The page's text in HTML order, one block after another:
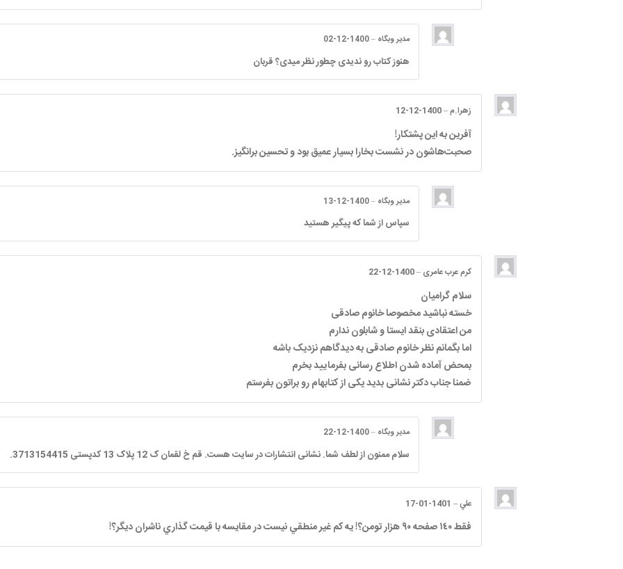
مدیر وبگاه –
1400-12-02
هنوز کتاب رو ندیدی چطور نظر میدی؟ قربان
زهرا.م–
1400-12-12
آفرین به این پشتکار!
صحبت‌هاشون در نشست بخارا بسیار عمیق بود و تحسین برانگیز.
مدیر وبگاه –
1400-12-13
سپاس از شما که پیگیر هستید
کرم عرب عامری –
1400-12-22
سلام گرامیان
خسته نباشید مخصوصا خانوم صادقی
من اعتقادی بنقد ایستا و شابلون ندارم
اما بگمانم نظر خانوم صادقی به دیدگاهم نزدیک باشه
بمحض آماده شدن اطلاع رسانی بفرمایید بخرم
ضمنا جناب دکتر نشانی بدید یکی از کتابهام رو براتون بفرستم
مدیر وبگاه –
1400-12-22
سلام ممنون از لطف شما. نشانی انتشارات در سایت هست. قم خ لقمان ک 12 پلاک 13 کدپستی 3713154415.
علي–
1401-01-17
فقط ١٤٠ صفحه ٩٠ هزار تومن؟! يه كم غير منطقي نيست در مقايسه با قيمت گذاري ناشران ديگر؟!